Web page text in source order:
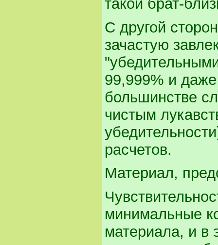
такой брат-
С другой
зачастую
99,999% и
большинстве
чистым
расчетов.
Материал,
минимальные
материала, и в